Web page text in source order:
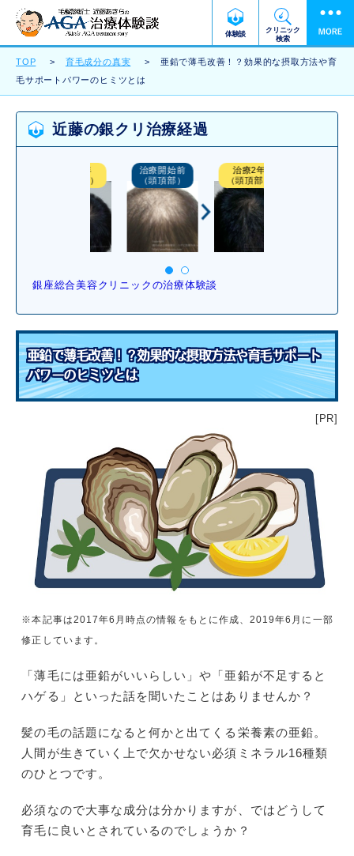
体験談
クリニック
検索
TOP 育毛成分の真実
亜鉛で薄毛改善！？効果的な摂取方法や育
毛サポートパワーのヒミツとは
近藤の銀クリ治療経過
治療開始前
（頭頂部）
治療2年
（頭頂部）
銀座総合美容クリニックの治療体験談
亜鉛で薄毛改善！？効果的な摂取方法や育毛サポート
パワーのヒミツとは
[PR]
※本記事は2017年6月時点の情報をもとに作成、2019年6月に一部
修正しています。
「薄毛には亜鉛がいいらしい」や「亜鉛が不足すると
ハゲる」といった話を聞いたことはありませんか？
髪の毛の話題になると何かと出てくる栄養素の亜鉛。
人間が生きていく上で欠かせない必須ミネラル16種類
のひとつです。
必須なので大事な成分は分かりますが、ではどうして
育毛に良いとされているのでしょうか？